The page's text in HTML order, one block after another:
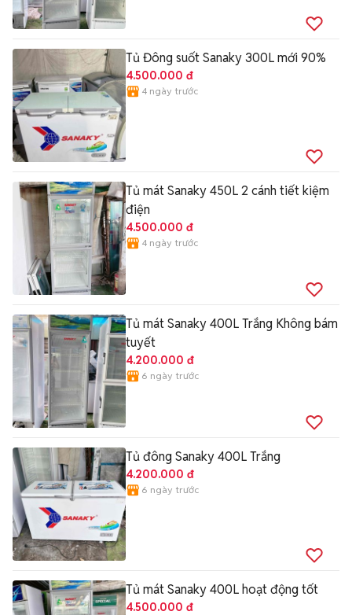
Tủ Đông suốt Sanaky 300L mới 90%
4.500.000 đ
4 ngày trước
Tủ mát Sanaky 450L 2 cánh tiết kiệm
điện
4.500.000 đ
4 ngày trước
Tủ mát Sanaky 400L Trắng Không bám
tuyết
4.200.000 đ
6 ngày trước
Tủ đông Sanaky 400L Trắng
4.200.000 đ
6 ngày trước
Tủ mát Sanaky 400L hoạt động tốt
4.500.000 đ